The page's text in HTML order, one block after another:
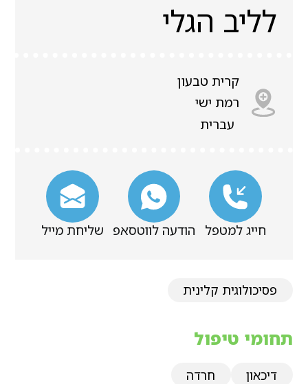
לליב הגלי
קרית טבעון
רמת ישי
עברית
חייג למטפל הודעה לווטסאפ שליחת מייל
פסיכולוגית קלינית
תחומי טיפול
דיכאון
חרדה